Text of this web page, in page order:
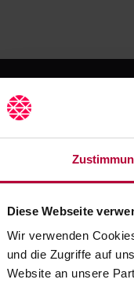
Diese Webseite
Wir verwenden
und die Zugriffe auf
Website an unsere
Erlebe mit